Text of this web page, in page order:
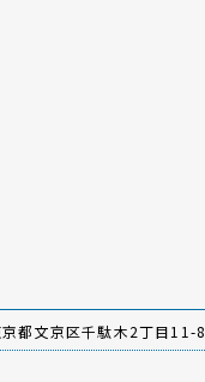
京都文京区千駄木2丁目11-8